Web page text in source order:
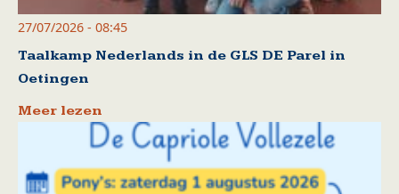
27/07/2026 - 08:45
Taalkamp Nederlands in de GLS DE Parel in
Oetingen
Meer lezen